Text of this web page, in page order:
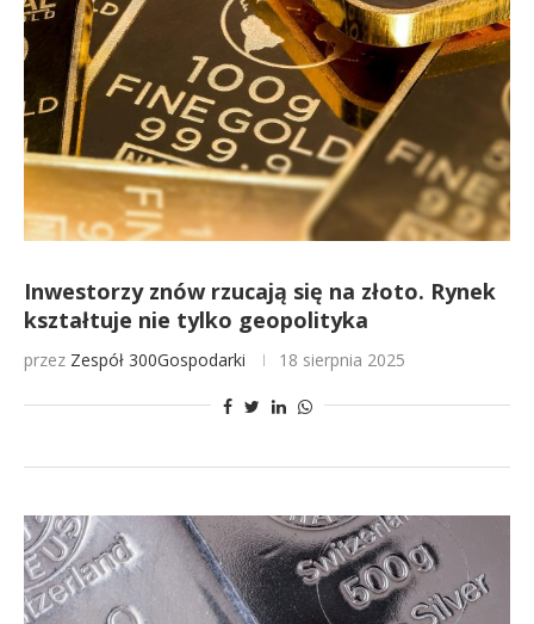
Inwestorzy znów rzucają się na złoto. Rynek
kształtuje nie tylko geopolityka
przez Zespół 300Gospodarki 18 sierpnia 2025